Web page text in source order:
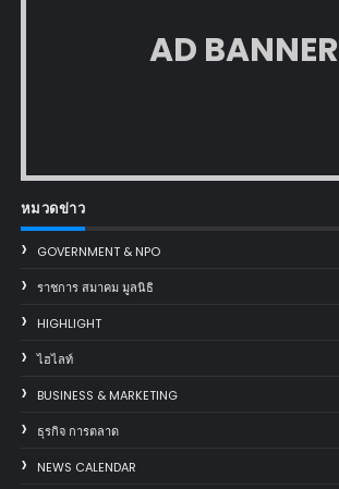
AD BANNER
หมวดข่าว
GOVERNMENT & NPO
ราชการ สมาคม มูลนิธิ
HIGHLIGHT
ไฮไลท์
BUSINESS & MARKETING
ธุรกิจ การตลาด
NEWS CALENDAR